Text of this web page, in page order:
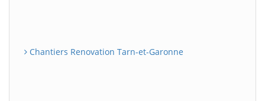
Chantiers Renovation Tarn-et-Garonne